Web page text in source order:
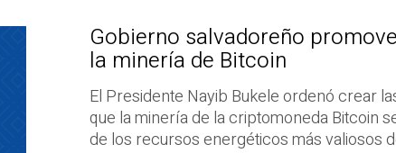
Gobierno salvadoreño
la minería de Bitcoin
El Presidente Nayib Bukele ordenó crear
que la minería de la criptomoneda Bitcoin
de los recursos energéticos más valiosos